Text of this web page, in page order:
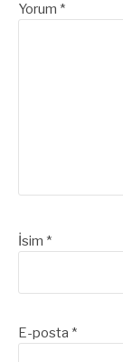
Yorum *
İsim *
E-posta *